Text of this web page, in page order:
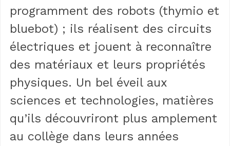
programment des robots (thymio et
bluebot) ; ils réalisent des circuits
électriques et jouent à reconnaître
des matériaux et leurs propriétés
physiques. Un bel éveil aux
sciences et technologies, matières
qu’ils découvriront plus amplement
au collège dans leurs années